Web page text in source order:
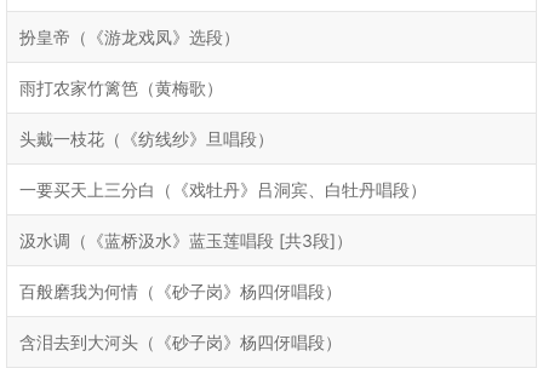
扮皇帝（《游龙戏凤》选段）
雨打农家竹篱笆（黄梅歌）
头戴一枝花（《纺线纱》旦唱段）
一要买天上三分白（《戏牡丹》吕洞宾、白牡丹唱段）
汲水调（《蓝桥汲水》蓝玉莲唱段 [共3段]）
百般磨我为何情（《砂子岗》杨四伢唱段）
含泪去到大河头（《砂子岗》杨四伢唱段）